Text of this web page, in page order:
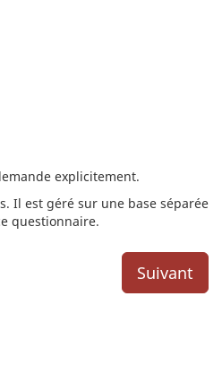
explicitement.
Il est géré sur une base séparée
questionnaire.
Suivant